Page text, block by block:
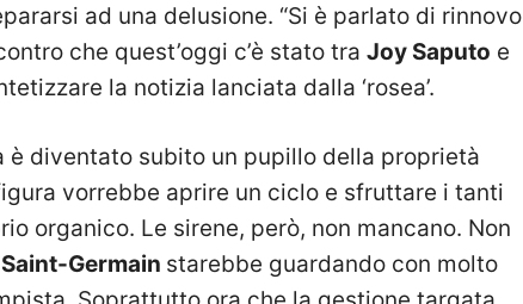
ad una delusione. “Si è parlato di rinnovo
che quest’oggi c’è stato tra Joy Saputo e
la notizia lanciata dalla ‘rosea’.
è diventato subito un pupillo della proprietà
vorrebbe aprire un ciclo e sfruttare i tanti
organico. Le sirene, però, non mancano. Non
Germain starebbe guardando con molto